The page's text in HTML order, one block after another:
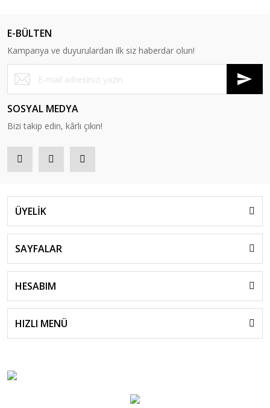
E-BÜLTEN
Kampanya ve duyurulardan ilk siz haberdar olun!
SOSYAL MEDYA
Bizi takip edin, kârlı çıkın!
ÜYELİK
SAYFALAR
HESABIM
HIZLI MENÜ